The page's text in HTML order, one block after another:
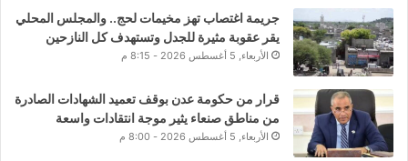
جريمة اغتصاب تهز مخيمات لحج.. والمجلس المحلي
يقر عقوبة مثيرة للجدل وتستهدف كل النازحين
الأربعاء, 5 أغسطس 2026 - 8:15 م
قرار من حكومة عدن بوقف تعميد الشهادات الصادرة
من مناطق صنعاء يثير موجة انتقادات واسعة
الأربعاء, 5 أغسطس 2026 - 8:00 م